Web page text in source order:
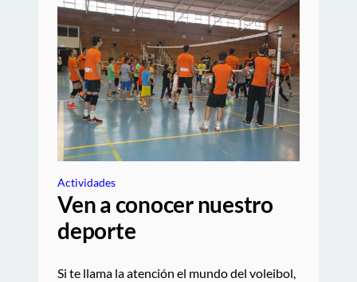
Actividades
Ven a conocer nuestro
deporte
Si te llama la atención el mundo del voleibol,